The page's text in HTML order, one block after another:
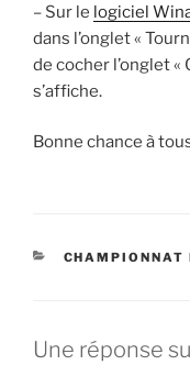
– Sur le logiciel
dans l’onglet «
de cocher l’onglet
s’affiche.
Bonne chance à
CATÉGORIES
CHAMPIONNAT
Une réponse